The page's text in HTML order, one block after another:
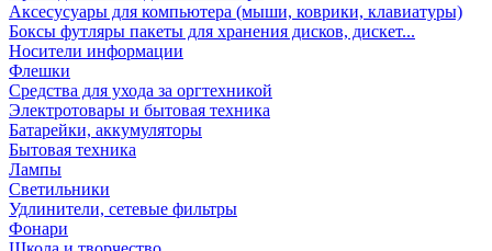
Аксесусуары для компьютера (мыши, коврики, клавиатуры)
Боксы футляры пакеты для хранения дисков, дискет...
Носители информации
Флешки
Средства для ухода за оргтехникой
Электротовары и бытовая техника
Батарейки, аккумуляторы
Бытовая техника
Лампы
Светильники
Удлинители, сетевые фильтры
Фонари